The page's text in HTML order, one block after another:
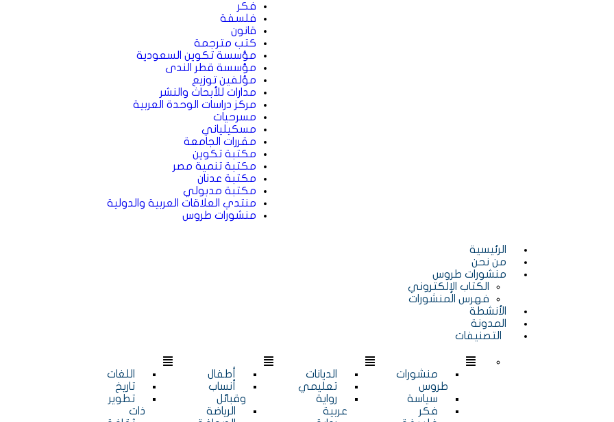
فكر
فلسفة
قانون
كتب مترجمة
مؤسسة تكوين السعودية
مؤسسة قطر الندى
مؤلفين توزيع
مدارات للأبحاث والنشر
مركز دراسات الوحدة العربية
مسرحيات
مسكيلياني
مقررات الجامعة
مكتبة تكوين
مكتبة تنمية مصر
مكتبة عدنان
مكتبة مدبولي
منتدي العلاقات العربية والدولية
منشورات طروس
الرئيسية
من نحن
منشورات طروس
الكتاب الإلكتروني
فهرس المنشورات
الأنشطة
المدونة
التصنيفات
منشورات
طروس
سياسة
فكر
الديانات
تعليمي
رواية
عربية
أطفال
أنساب
وقبائل
الرياضة
اللغات
تاريخ
تطوير
ذات